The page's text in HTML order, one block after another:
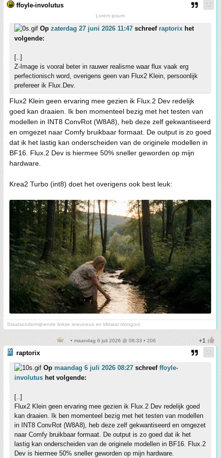
ffoyle-involutus
Lorem ipsum
Op zaterdag 27 juni 2026 11:47 schreef raptorix het
volgende:
[..]
Z-Image is vooral beter in rauwer realisme waar flux vaak erg
perfectionisch word, overigens geen van Flux2 Klein, persoonlijk
prefereer ik Flux.Dev.
Flux2 Klein geen ervaring mee gezien ik Flux.2 Dev redelijk
goed kan draaien. Ik ben momenteel bezig met het testen van
modellen in INT8 ConvRot (W8A8), heb deze zelf gekwantiseerd
en omgezet naar Comfy bruikbaar formaat. De output is zo goed
dat ik het lastig kan onderscheiden van de originele modellen in
BF16. Flux.2 Dev is hiermee 50% sneller geworden op mijn
hardware.
Krea2 Turbo (int8) doet het overigens ook best leuk:
Staatsondermijnende linkse sneuneus en klimaat mongool
• maandag 6 juli 2026 @ 08:33 • 206
raptorix
Op maandag 6 juli 2026 08:27 schreef ffoyle-
involutus het volgende:
[..]
Flux2 Klein geen ervaring mee gezien ik Flux.2 Dev redelijk goed
kan draaien. Ik ben momenteel bezig met het testen van modellen
in INT8 ConvRot (W8A8), heb deze zelf gekwantiseerd en omgezet
naar Comfy bruikbaar formaat. De output is zo goed dat ik het
lastig kan onderscheiden van de originele modellen in BF16. Flux.2
Dev is hiermee 50% sneller geworden op mijn hardware.